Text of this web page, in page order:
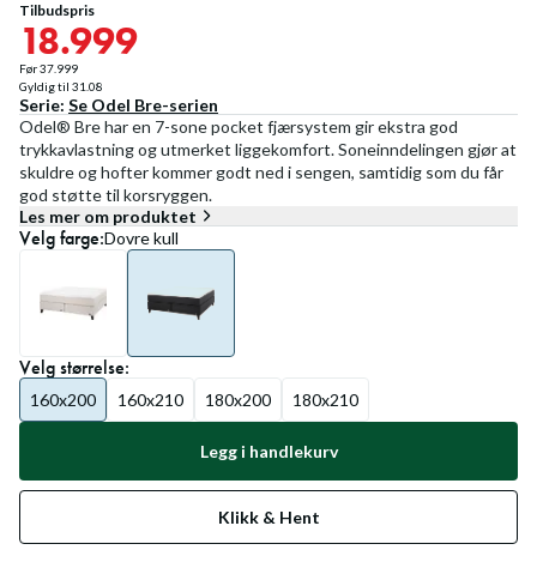
Tilbudspris
18.999
Før37.999
Gyldig til 31.08
Serie: Se Odel Bre-serien
Odel® Bre har en 7-sone pocket fjærsystem gir ekstra god
trykkavlastning og utmerket liggekomfort. Soneinndelingen gjør at
skuldre og hofter kommer godt ned i sengen, samtidig som du får
god støtte til korsryggen.
Les mer om produktet
Velgfarge:Dovre kull
Velgstørrelse:
160x200 160x210 180x200 180x210
Legg i handlekurv
Klikk & Hent